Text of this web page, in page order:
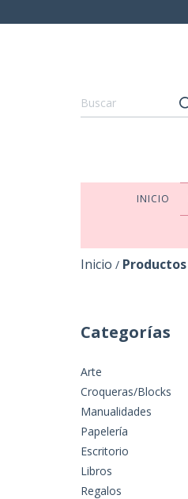
INICIO
Inicio / Productos
Categorías
Arte
Croqueras/Blocks
Manualidades
Papelería
Escritorio
Libros
Regalos